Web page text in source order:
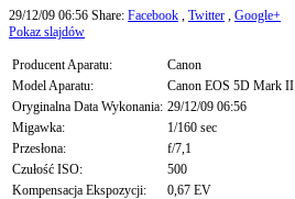
29/12/09 06:56 Share: Facebook , Twitter , Google+
Pokaz slajdów
Producent Aparatu:
Canon
Model Aparatu:
Canon EOS 5D Mark II
Oryginalna Data Wykonania: 29/12/09 06:56
Migawka:
1/160 sec
Przesłona:
f/7,1
Czułość ISO:
500
Kompensacja Ekspozycji:
0,67 EV